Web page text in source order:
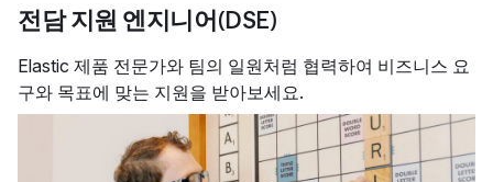
전담 지원 엔지니어(DSE)
Elastic 제품 전문가와 팀의 일원처럼 협력하여 비즈니스 요
구와 목표에 맞는 지원을 받아보세요.